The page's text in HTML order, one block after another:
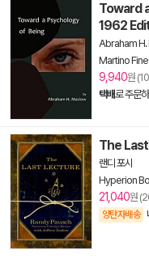
Toward
1962
Abraham
Martino
9,940원
택배로 주문
The
랜디 포시
Hyperion
21,040원
양탄자배송